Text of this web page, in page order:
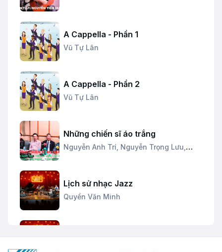
A Cappella - Phần 1
Vũ Tự Lân
A Cappella - Phần 2
Vũ Tự Lân
Những chiến sĩ áo trắng
Nguyễn Anh Trí, Nguyễn Trọng Lưu,
Lịch sử nhạc Jazz
Quyền Văn Minh